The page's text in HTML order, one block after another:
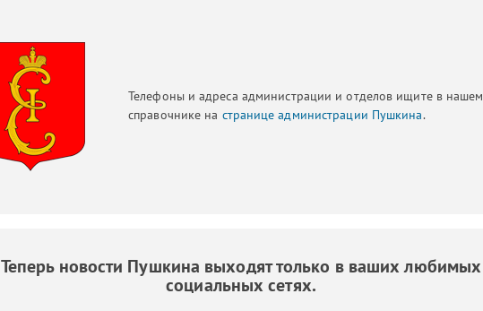
Телефоны и адреса администрации и отделов ищите в нашем
справочнике на странице администрации Пушкина.
Теперь новости Пушкина выходят только в ваших любимых
социальных сетях.